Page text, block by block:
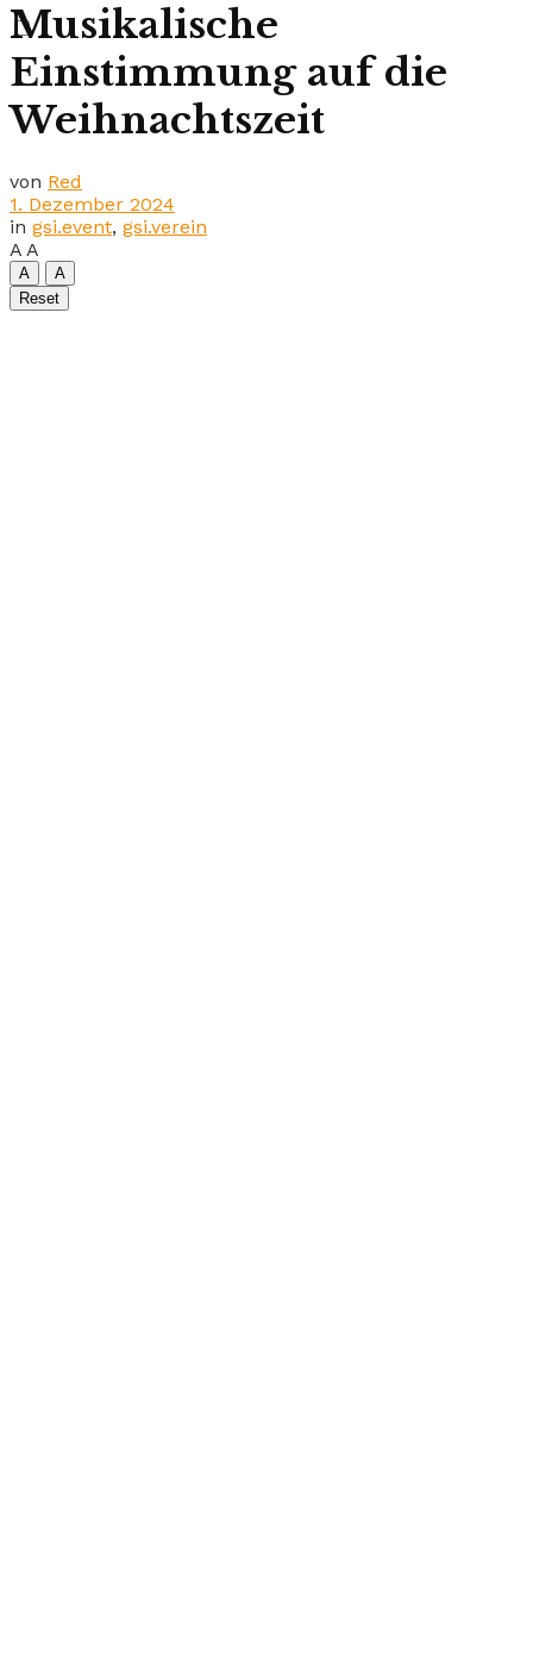
Musikalische
Einstimmung auf die
Weihnachtszeit
von Red
1. Dezember 2024
in gsi.event, gsi.verein
A A
A
A
Reset